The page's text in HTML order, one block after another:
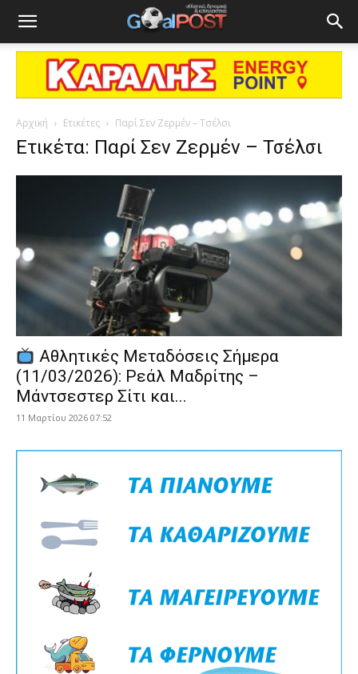
Αρχική Ετικέτες Παρί Σεν Ζερμέν – Τσέλσι
Ετικέτα: Παρί Σεν Ζερμέν – Τσέλσι
Αθλητικές Μεταδόσεις Σήμερα
(11/03/2026): Ρεάλ Μαδρίτης –
Μάντσεστερ Σίτι και...
11 Μαρτίου 2026 07:52